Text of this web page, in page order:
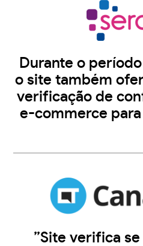
Durante o
o site também
verificação de
e-commerce
”Site verifica